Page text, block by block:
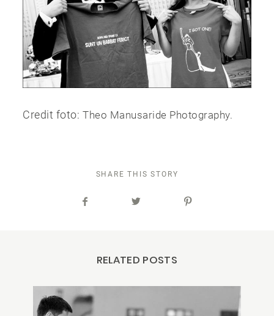
Credit foto:Theo Manusaride Photography.
SHARE THIS STORY
RELATED POSTS